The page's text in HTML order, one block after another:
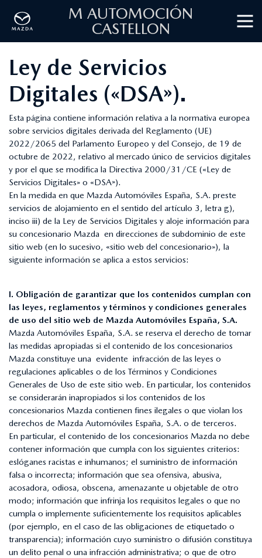
M AUTOMOCIÓN
CASTELLON
Ley de Servicios
Digitales («DSA»).
Esta página contiene información relativa a la normativa europea
sobre servicios digitales derivada del Reglamento (UE)
2022/2065 del Parlamento Europeo y del Consejo, de 19 de
octubre de 2022, relativo al mercado único de servicios digitales
y por el que se modifica la Directiva 2000/31/CE («Ley de
Servicios Digitales» o «DSA»).
En la medida en que Mazda Automóviles España, S.A. preste
servicios de alojamiento en el sentido del artículo 3, letra g),
inciso iii) de la Ley de Servicios Digitales y aloje información para
su concesionario Mazda en direcciones de subdominio de este
sitio web (en lo sucesivo, «sitio web del concesionario»), la
siguiente información se aplica a estos servicios:
I. Obligación de garantizar que los contenidos cumplan con
las leyes, reglamentos y términos y condiciones generales
de uso del sitio web de Mazda Automóviles España, S.A.
Mazda Automóviles España, S.A. se reserva el derecho de tomar
las medidas apropiadas si el contenido de los concesionarios
Mazda constituye una evidente infracción de las leyes o
regulaciones aplicables o de los Términos y Condiciones
Generales de Uso de este sitio web. En particular, los contenidos
se considerarán inapropiados si los contenidos de los
concesionarios Mazda contienen fines ilegales o que violan los
derechos de Mazda Automóviles España, S.A. o de terceros.
En particular, el contenido de los concesionarios Mazda no debe
contener información que cumpla con los siguientes criterios:
eslóganes racistas e inhumanos; el suministro de información
falsa o incorrecta; información que sea ofensiva, abusiva,
acosadora, odiosa, obscena, amenazante u objetable de otro
modo; información que infrinja los requisitos legales o que no
cumpla o implemente suficientemente los requisitos aplicables
(por ejemplo, en el caso de las obligaciones de etiquetado o
transparencia); información cuyo suministro o difusión constituya
un delito penal o una infracción administrativa; o que de otro